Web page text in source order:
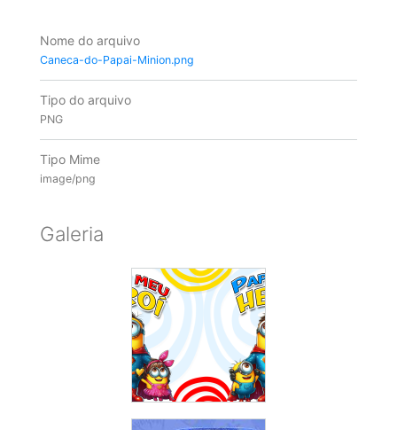
Nome do arquivo
Caneca-do-Papai-Minion.png
Tipo do arquivo
PNG
Tipo Mime
image/png
Galeria